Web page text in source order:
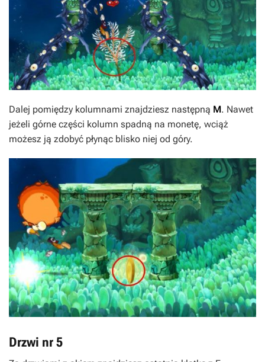
Dalej pomiędzy kolumnami znajdziesz następną M. Nawet
jeżeli górne części kolumn spadną na monetę, wciąż
możesz ją zdobyć płynąc blisko niej od góry.
Drzwi nr 5